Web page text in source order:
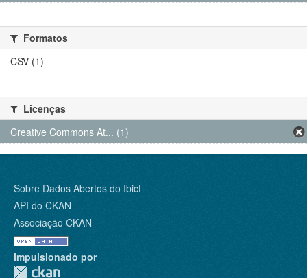
Formatos
CSV (1)
Licenças
Creative Commons At... (1)
Sobre Dados Abertos do Ibict
API do CKAN
Associação CKAN
Impulsionado por